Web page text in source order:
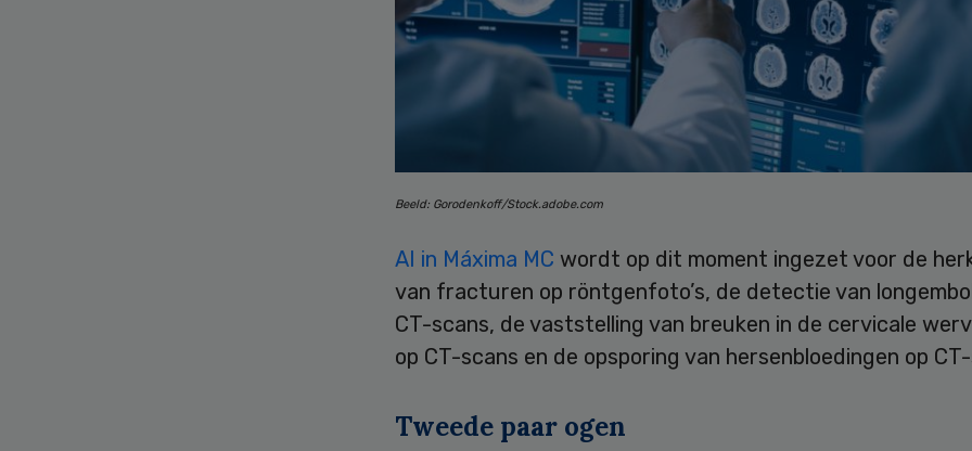
Beeld: Gorodenkoff/Stock.adobe.com
AI in Máxima MC wordt op dit moment ingezet voor de
van fracturen op röntgenfoto’s, de detectie van
CT-scans, de vaststelling van breuken in de cervicale
op CT-scans en de opsporing van hersenbloedingen op
Tweede paar ogen